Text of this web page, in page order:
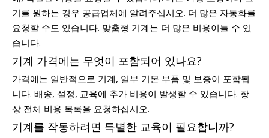
기를 원하는 경우 공급업체에 알려주십시오. 더 많은 자동화를
요청할 수도 있습니다. 맞춤형 기계는 더 많은 비용이들 수 있
습니다.
기계 가격에는 무엇이 포함되어 있나요?
가격에는 일반적으로 기계, 일부 기본 부품 및 보증이 포함됩
니다. 배송, 설정, 교육에 추가 비용이 발생할 수 있습니다. 항
상 전체 비용 목록을 요청하십시오.
기계를 작동하려면 특별한 교육이 필요합니까?